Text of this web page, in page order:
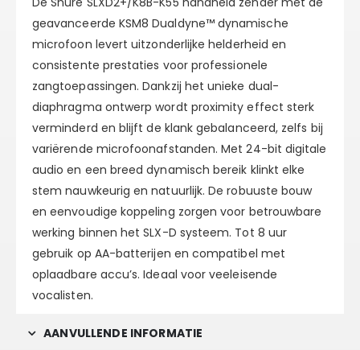
geavanceerde KSM8 Dualdyne™ dynamische
microfoon levert uitzonderlijke helderheid en
consistente prestaties voor professionele
zangtoepassingen. Dankzij het unieke dual-
diaphragma ontwerp wordt proximity effect sterk
verminderd en blijft de klank gebalanceerd, zelfs bij
variërende microfoonafstanden. Met 24-bit digitale
audio en een breed dynamisch bereik klinkt elke
stem nauwkeurig en natuurlijk. De robuuste bouw
en eenvoudige koppeling zorgen voor betrouwbare
werking binnen het SLX-D systeem. Tot 8 uur
gebruik op AA-batterijen en compatibel met
oplaadbare accu’s. Ideaal voor veeleisende
vocalisten.
AANVULLENDE INFORMATIE